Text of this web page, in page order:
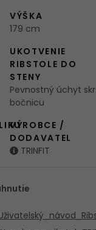
VÝŠKA
179 cm
UKOTVENIE
RIBSTOLE DO
STENY
Pevnostný úchyt
bočnicu
VÝROBCE /
DODAVATEL
TRINFIT